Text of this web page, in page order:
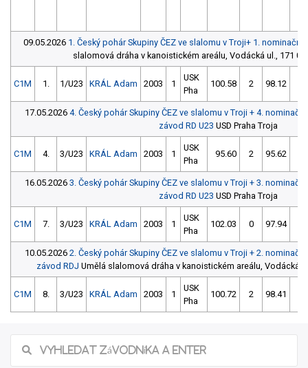
09.05.2026 1. Český pohár Skupiny ČEZ ve slalomu v Troji+ 1. nominační
slalomová dráha v kanoistickém areálu, Vodácká ul., 171 00
C1M 1. 1/U23 KRÁL Adam 2003 1
USK
Pha
100.58 2 98.12
17.05.2026 4. Český pohár Skupiny ČEZ ve slalomu v Troji + 4.
závod RD U23 USD Praha Troja
C1M 4. 3/U23 KRÁL Adam 2003 1
USK
Pha
95.60 2 95.62
16.05.2026 3. Český pohár Skupiny ČEZ ve slalomu v Troji + 3.
závod RD U23 USD Praha Troja
C1M 7. 3/U23 KRÁL Adam 2003 1
USK
Pha
102.03 0 97.94
10.05.2026 2. Český pohár Skupiny ČEZ ve slalomu v Troji + 2.
závod RDJ Umělá slalomová dráha v kanoistickém areálu, Vodácká
C1M 8. 3/U23 KRÁL Adam 2003 1
USK
Pha
100.72 2 98.41